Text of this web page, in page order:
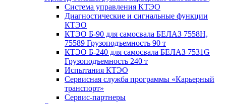
Система управления КТЭО
Диагностические и сигнальные функции
КТЭО
КТЭО Б-90 для самосвала БЕЛАЗ 7558H,
75589 Грузоподъемность 90 т
КТЭО Б-240 для самосвала БЕЛАЗ 7531G
Грузоподъемность 240 т
Испытания КТЭО
Сервисная служба программы «Карьерный
транспорт»
Сервис-партнеры